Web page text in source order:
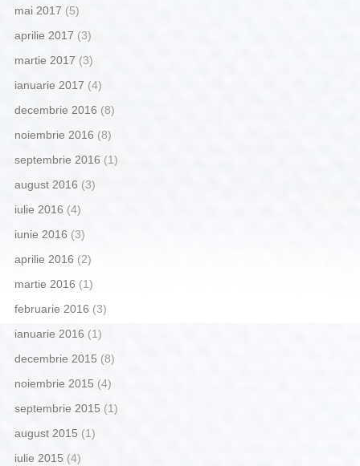
mai 2017 (5)
aprilie 2017 (3)
martie 2017 (3)
ianuarie 2017 (4)
decembrie 2016 (8)
noiembrie 2016 (8)
septembrie 2016 (1)
august 2016 (3)
iulie 2016 (4)
iunie 2016 (3)
aprilie 2016 (2)
martie 2016 (1)
februarie 2016 (3)
ianuarie 2016 (1)
decembrie 2015 (8)
noiembrie 2015 (4)
septembrie 2015 (1)
august 2015 (1)
iulie 2015 (4)